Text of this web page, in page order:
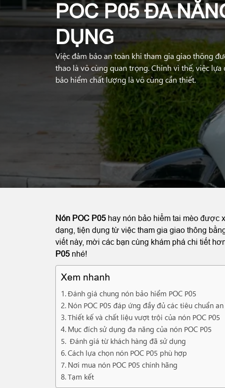
POC P05 ĐA
DỤNG
Việc đảm bảo an toàn khi tham gia giao thông
thao là vô cùng quan trọng. Chính vì thế, việc
bảo hiểm chất lượng là vô cùng cần thiết.
Nón POC P05 hay nón bảo hiểm tai mèo được
dạng, tiện dụng từ việc tham gia giao thông
viết này, mời các bạn cùng khám phá chi tiết
P05 nhé!
Xem nhanh
Đánh giá chung nón bảo hiểm POC P05
Nón POC P05 đáp ứng đầy đủ các tiêu chuẩn
Thiết kế và chất liệu vượt trội của nón POC P05
Mục đích sử dụng đa năng của nón POC P05
Đánh giá từ khách hàng đã sử dụng
Cách lựa chọn nón POC P05 phù hợp
Nơi mua nón POC P05 chính hãng
Tạm kết